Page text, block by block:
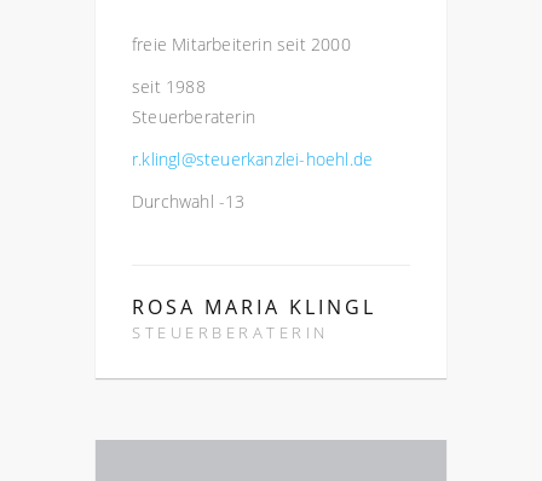
freie Mitarbeiterin seit 2000
seit 1988
Steuerberaterin
r.klingl@steuerkanzlei-hoehl.de
Durchwahl -13
ROSA MARIA KLINGL
STEUERBERATERIN